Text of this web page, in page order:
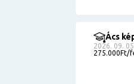
Ács
2026. 09.
275.000Ft/